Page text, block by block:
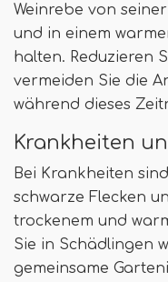
Weinrebe von
und in einem
halten. Reduzieren
vermeiden Sie die
während dieses
Krankheiten
Bei Krankheiten
schwarze Flecken
trockenem und
Sie in Schädlingen
gemeinsame